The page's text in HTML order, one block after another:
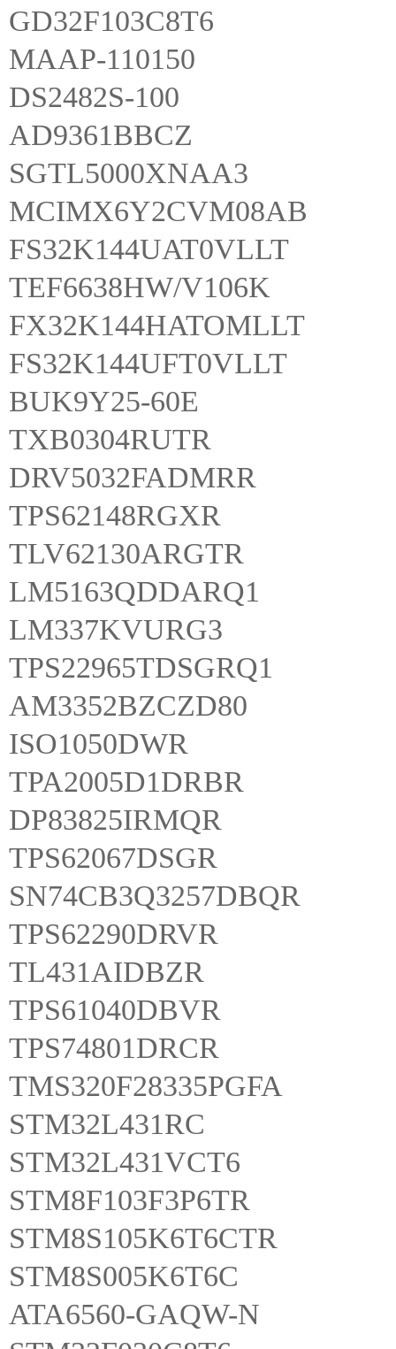
GD32F103C8T6
MAAP-110150
DS2482S-100
AD9361BBCZ
SGTL5000XNAA3
MCIMX6Y2CVM08AB
FS32K144UAT0VLLT
TEF6638HW/V106K
FX32K144HATOMLLT
FS32K144UFT0VLLT
BUK9Y25-60E
TXB0304RUTR
DRV5032FADMRR
TPS62148RGXR
TLV62130ARGTR
LM5163QDDARQ1
LM337KVURG3
TPS22965TDSGRQ1
AM3352BZCZD80
ISO1050DWR
TPA2005D1DRBR
DP83825IRMQR
TPS62067DSGR
SN74CB3Q3257DBQR
TPS62290DRVR
TL431AIDBZR
TPS61040DBVR
TPS74801DRCR
TMS320F28335PGFA
STM32L431RC
STM32L431VCT6
STM8F103F3P6TR
STM8S105K6T6CTR
STM8S005K6T6C
ATA6560-GAQW-N